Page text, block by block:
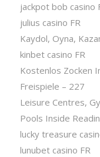
jackpot bob casino
julius casino FR
Kaydol, Oyna,
kinbet casino FR
Kostenlos Zocken
Freispiele – 227
Leisure Centres,
Pools Inside
lucky treasure
lunubet casino FR